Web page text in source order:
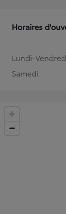
Horaires
Lundi-
Samedi